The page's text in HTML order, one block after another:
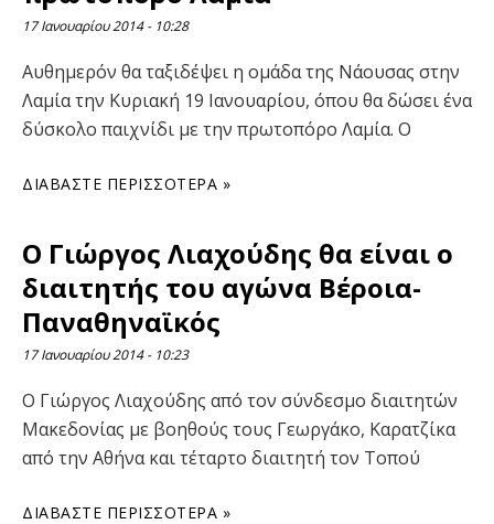
17 Ιανουαρίου 2014 10:28
Αυθημερόν θα ταξιδέψει η ομάδα της Νάουσας στην
Λαμία την Κυριακή 19 Ιανουαρίου, όπου θα δώσει ένα
δύσκολο παιχνίδι με την πρωτοπόρο Λαμία. Ο
ΔΙΑΒΆΣΤΕ ΠΕΡΙΣΣΌΤΕΡΑ »
O Γιώργος Λιαχούδης θα είναι ο
διαιτητής του αγώνα Βέροια-
Παναθηναϊκός
17 Ιανουαρίου 2014 10:23
Ο Γιώργος Λιαχούδης από τον σύνδεσμο διαιτητών
Μακεδονίας με βοηθούς τους Γεωργάκο, Καρατζίκα
από την Αθήνα και τέταρτο διαιτητή τον Τοπού
ΔΙΑΒΆΣΤΕ ΠΕΡΙΣΣΌΤΕΡΑ »